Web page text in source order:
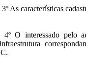
As características
4º O interessado pelo